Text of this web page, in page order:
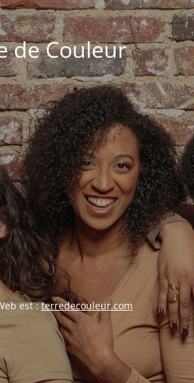
de Couleur
est :terredecouleur.com